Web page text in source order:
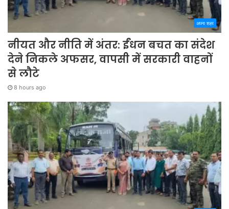
अपना शहर
नीयत और नीति में अंतर: ईंधन बचत का संदेश
देने निकले अफसर, वापसी में सरकारी वाहनों
से लौटे
8 hours ago